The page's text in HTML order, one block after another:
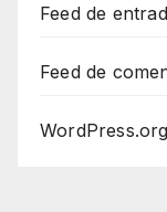
Feed de
Feed de
WordPress.org